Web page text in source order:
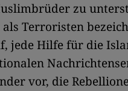
zu
Terroristen
jede Hilfe für die
vor, die